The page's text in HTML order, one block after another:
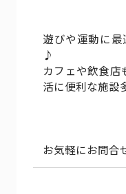
遊びや運動に
♪
カフェや飲食店
活に便利な施設
お気軽にお問合